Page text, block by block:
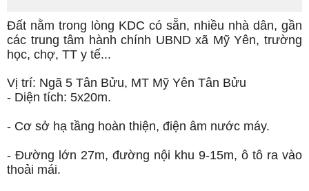
Đất nằm trong lòng KDC có sẵn, nhiều nhà dân, gần
các trung tâm hành chính UBND xã Mỹ Yên, trường
học, chợ, TT y tế...
Vị trí: Ngã 5 Tân Bửu, MT Mỹ Yên Tân Bửu
- Diện tích: 5x20m.
- Cơ sở hạ tầng hoàn thiện, điện âm nước máy.
- Đường lớn 27m, đường nội khu 9-15m, ô tô ra vào
thoải mái.